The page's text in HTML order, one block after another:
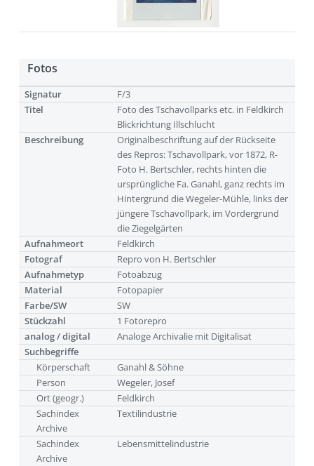
Fotos
Signatur
F/3
Titel
Foto des Tschavollparks etc. in Feldkirch
Blickrichtung Illschlucht
Beschreibung
Originalbeschriftung auf der Rückseite
des Repros: Tschavollpark, vor 1872, R-
Foto H. Bertschler, rechts hinten die
ursprüngliche Fa. Ganahl, ganz rechts im
Hintergrund die Wegeler-Mühle, links der
jüngere Tschavollpark, im Vordergrund
die Ziegelgärten
Aufnahmeort
Feldkirch
Fotograf
Repro von H. Bertschler
Aufnahmetyp
Fotoabzug
Material
Fotopapier
Farbe/SW
SW
Stückzahl
1 Fotorepro
analog / digital
Analoge Archivalie mit Digitalisat
Suchbegriffe
Körperschaft
Ganahl & Söhne
Person
Wegeler, Josef
Ort (geogr.)
Feldkirch
Sachindex
Archive
Textilindustrie
Sachindex
Archive
Lebensmittelindustrie